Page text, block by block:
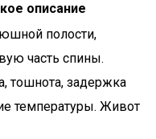
описание
полости,
часть спины.
тошнота, задержка
температуры. Живот